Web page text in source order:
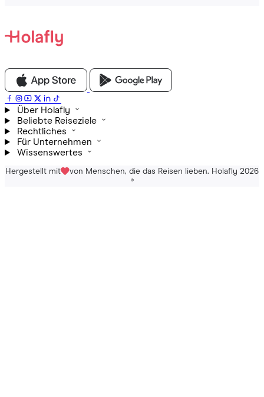
Über Holafly
Beliebte Reiseziele
Rechtliches
Für Unternehmen
Wissenswertes
Hergestellt mit von Menschen, die das Reisen lieben. Holafly 2026
®